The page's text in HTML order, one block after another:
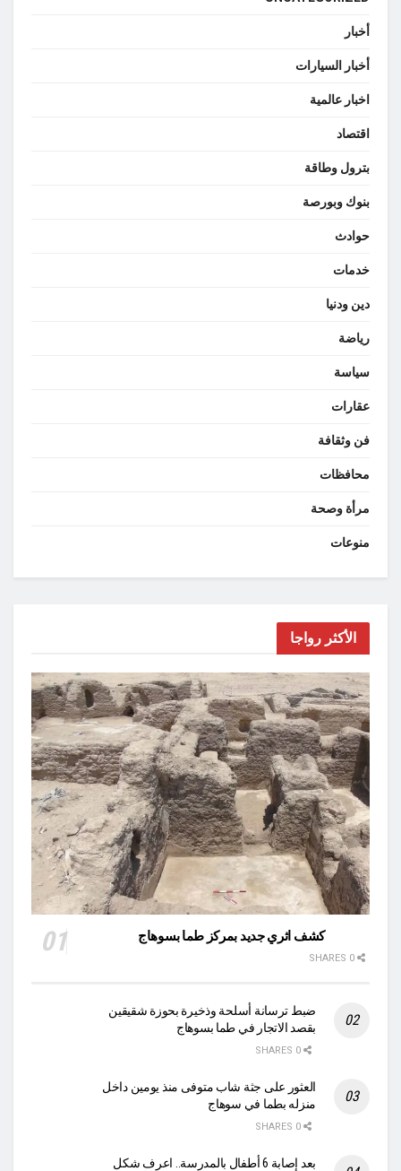
أخبار
أخبار السيارات
اخبار عالمية
اقتصاد
بترول وطاقة
بنوك وبورصة
حوادث
خدمات
دين ودنيا
رياضة
سياسة
عقارات
فن وثقافة
محافظات
مرأة وصحة
منوعات
الأكثر رواجا
كشف اثري جديد بمركز طما بسوهاج
ضبط ترسانة أسلحة وذخيرة بحوزة شقيقين
بقصد الاتجار في طما بسوهاج
العثور على جثة شاب متوفى منذ يومين داخل
منزله بطما في سوهاج
بعد إصابة 6 أطفال بالمدرسة.. اعرف شكل